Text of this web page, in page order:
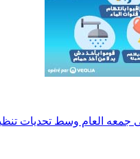
جمعه العام وسط تحديات